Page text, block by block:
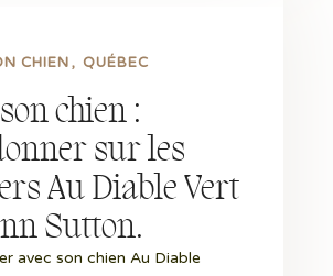
chien :
sur les
Au Diable Vert
Sutton.
CHIEN QUÉBEC
avec son chien Au Diable